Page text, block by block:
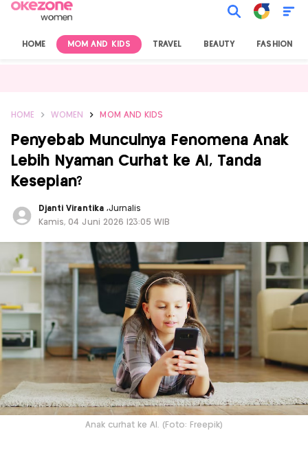
HOME MOM AND KIDS TRAVEL BEAUTY FASHION
HOME WOMEN MOM AND KIDS
Penyebab Munculnya Fenomena Anak
Lebih Nyaman Curhat ke AI, Tanda
Kesepian?
Djanti Virantika ,Jurnalis
Kamis, 04 Juni 2026 |23:05 WIB
Anak curhat ke AI. (Foto: Freepik)